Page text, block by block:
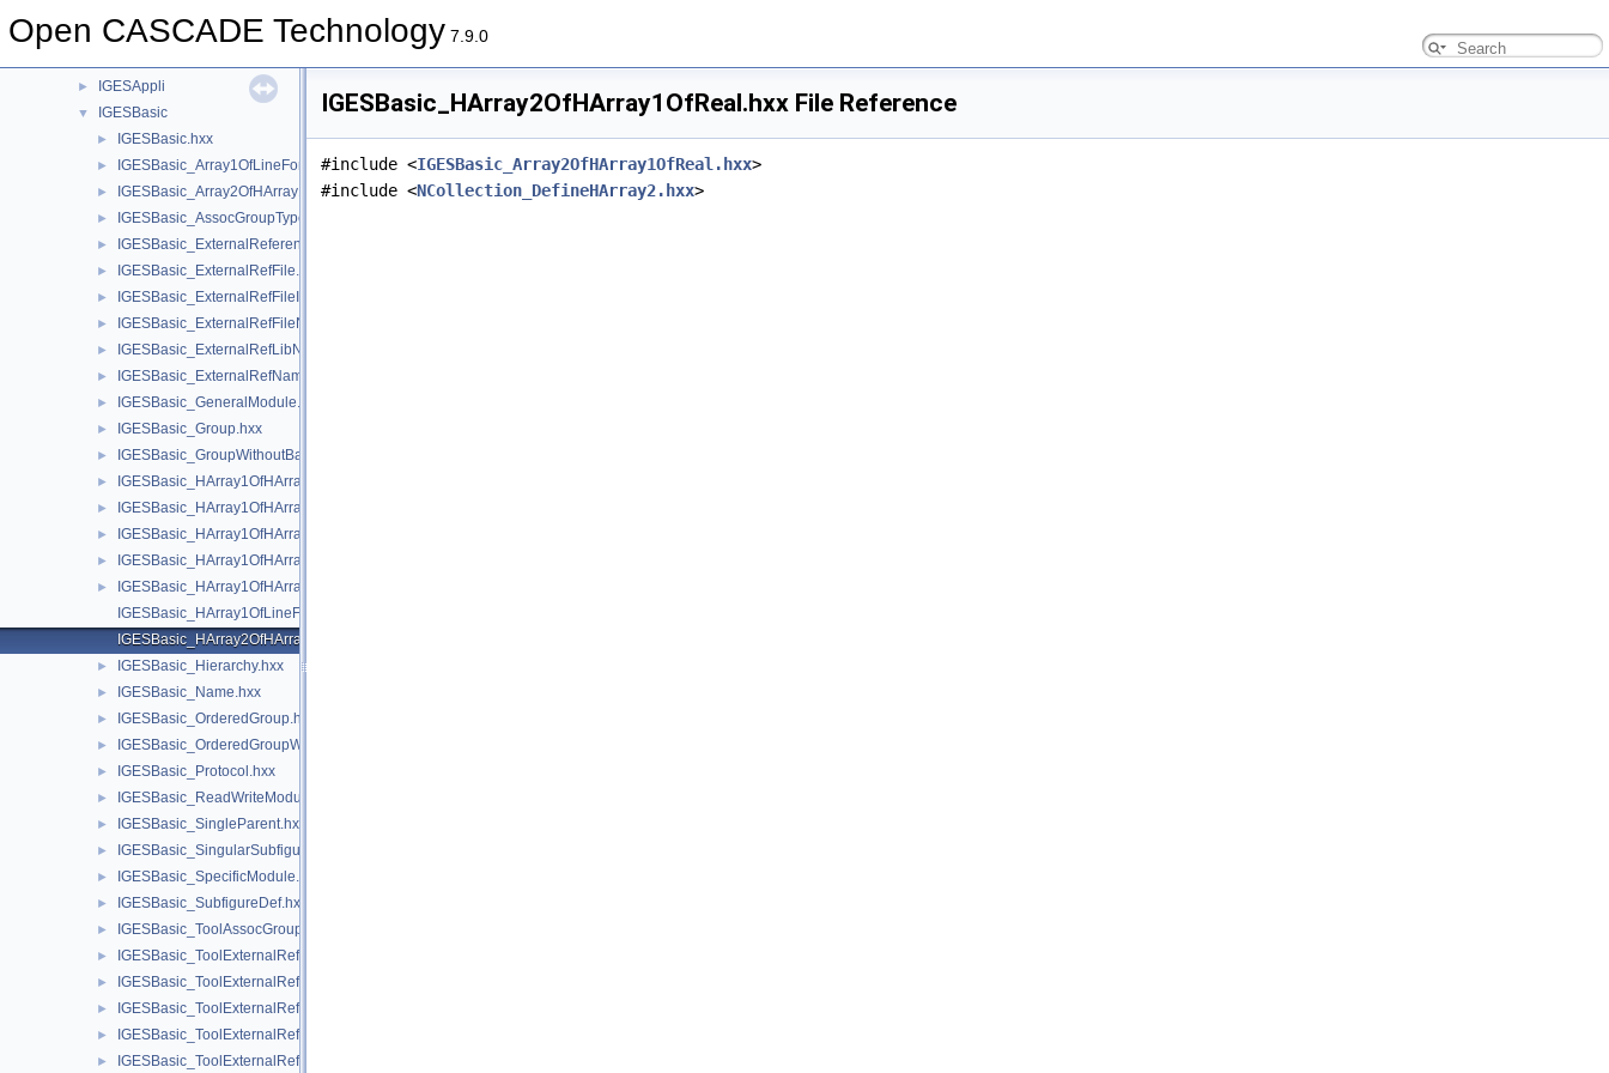
Open CASCADE Technology 7.9.0
► IFGraph
► IGESAppli
▼ IGESBasic
► IGESBasic.hxx
► IGESBasic_Array1OfLineFontEntity.hxx
► IGESBasic_Array2OfHArray1OfReal.hxx
► IGESBasic_AssocGroupType.hxx
► IGESBasic_ExternalReferenceFile.hxx
► IGESBasic_ExternalRefFile.hxx
► IGESBasic_ExternalRefFileIndex.hxx
► IGESBasic_ExternalRefFileName.hxx
► IGESBasic_ExternalRefLibName.hxx
► IGESBasic_ExternalRefName.hxx
► IGESBasic_GeneralModule.hxx
► IGESBasic_Group.hxx
► IGESBasic_GroupWithoutBackP.hxx
► IGESBasic_HArray1OfHArray1OfIGESEntity.hxx
► IGESBasic_HArray1OfHArray1OfInteger.hxx
► IGESBasic_HArray1OfHArray1OfReal.hxx
► IGESBasic_HArray1OfHArray1OfXY.hxx
►
IGESBasic_HArray1OfHArray1OfXYZ.hxx
IGESBasic_HArray1OfLineFontEntity.hxx
IGESBasic_HArray2OfHArray1OfReal.hxx
► IGESBasic_Hierarchy.hxx
► IGESBasic_Name.hxx
► IGESBasic_OrderedGroup.hxx
► IGESBasic_OrderedGroupWithoutBackP.hxx
► IGESBasic_Protocol.hxx
► IGESBasic_ReadWriteModule.hxx
► IGESBasic_SingleParent.hxx
► IGESBasic_SingularSubfigure.hxx
► IGESBasic_SpecificModule.hxx
► IGESBasic_SubfigureDef.hxx
► IGESBasic_ToolAssocGroupType.hxx
► IGESBasic_ToolExternalReferenceFile.hxx
► IGESBasic_ToolExternalRefFile.hxx
► IGESBasic_ToolExternalRefFileIndex.hxx
► IGESBasic_ToolExternalRefFileName.hxx
► IGESBasic_ToolExternalRefLibName.hxx
IGESBasic_HArray2OfHArray1OfReal.hxx File Reference
#include <IGESBasic_Array2OfHArray1OfReal.hxx>
#include <NCollection_DefineHArray2.hxx>